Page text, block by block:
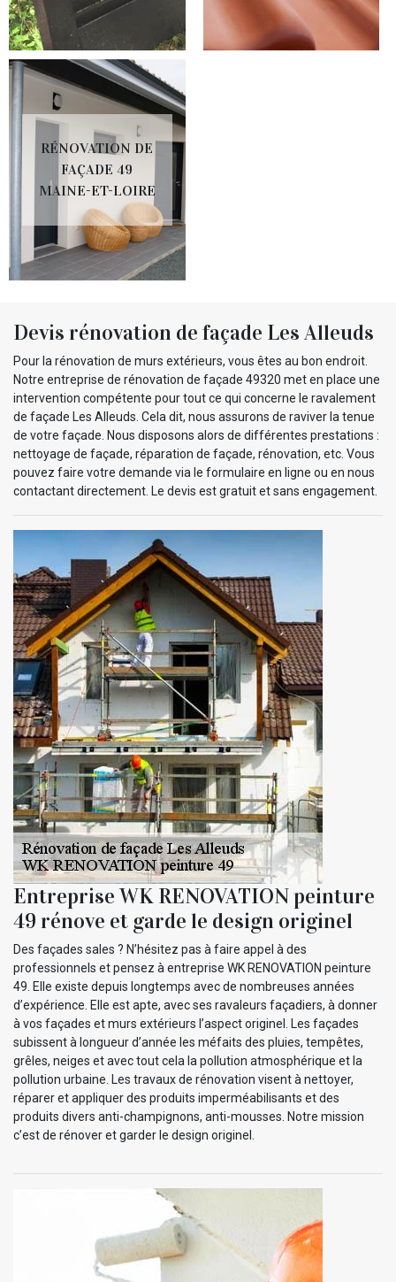
RÉNOVATION DE
FAÇADE 49
MAINE-ET-LOIRE
Devis rénovation de façade Les Alleuds
Pour la rénovation de murs extérieurs, vous êtes au bon endroit.
Notre entreprise de rénovation de façade 49320 met en place une
intervention compétente pour tout ce qui concerne le ravalement
de façade Les Alleuds. Cela dit, nous assurons de raviver la tenue
de votre façade. Nous disposons alors de différentes prestations :
nettoyage de façade, réparation de façade, rénovation, etc. Vous
pouvez faire votre demande via le formulaire en ligne ou en nous
contactant directement. Le devis est gratuit et sans engagement.
Entreprise WK RENOVATION peinture
49 rénove et garde le design originel
Des façades sales ? N’hésitez pas à faire appel à des
professionnels et pensez à entreprise WK RENOVATION peinture
49. Elle existe depuis longtemps avec de nombreuses années
d’expérience. Elle est apte, avec ses ravaleurs façadiers, à donner
à vos façades et murs extérieurs l’aspect originel. Les façades
subissent à longueur d’année les méfaits des pluies, tempêtes,
grêles, neiges et avec tout cela la pollution atmosphérique et la
pollution urbaine. Les travaux de rénovation visent à nettoyer,
réparer et appliquer des produits imperméabilisants et des
produits divers anti-champignons, anti-mousses. Notre mission
c’est de rénover et garder le design originel.